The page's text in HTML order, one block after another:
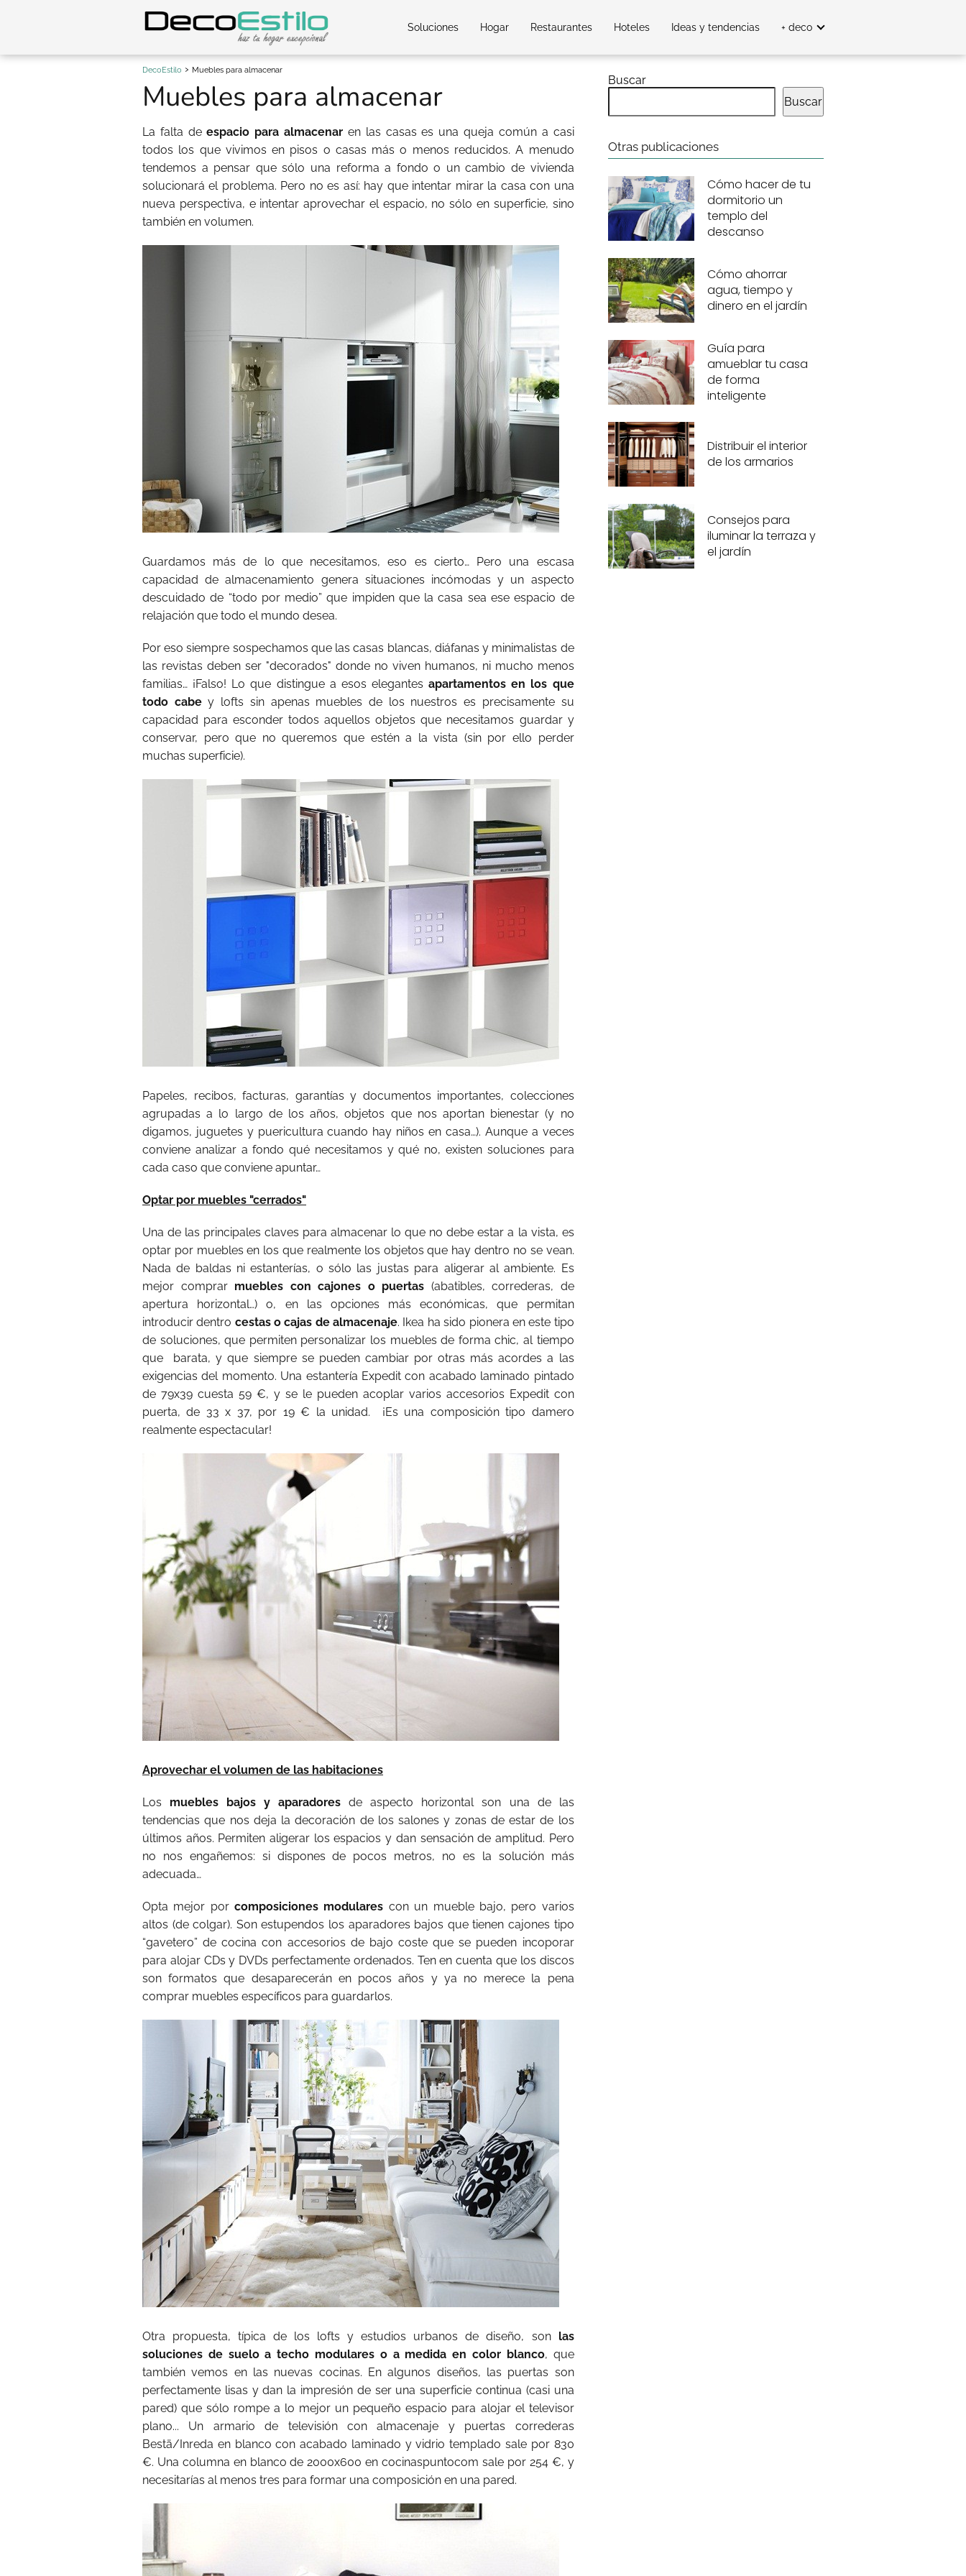
Soluciones Hogar Restaurantes Hoteles Ideas y tendencias + deco
DecoEstilo Muebles para almacenar
Muebles para almacenar
La falta deespacio para almacenar en las casas es una queja común a casi
todos los que vivimos en pisos o casas más o menos reducidos. A menudo
tendemos a pensar que sólo una reforma a fondo o un cambio de vivienda
solucionará el problema. Pero no es así: hay que intentar mirar la casa con una
nueva perspectiva, e intentar aprovechar el espacio, no sólo en superficie, sino
también en volumen.
Guardamos más de lo que necesitamos, eso es cierto… Pero una escasa
capacidad de almacenamiento genera situaciones incómodas y un aspecto
descuidado de “todo por medio” que impiden que la casa sea ese espacio de
relajación que todo el mundo desea.
Por eso siempre sospechamos que las casas blancas, diáfanas y minimalistas de
las revistas deben ser "decorados" donde no viven humanos, ni mucho menos
familias… ¡Falso! Lo que distingue a esos elegantesapartamentos en los que
todo cabey lofts sin apenas muebles de los nuestros es precisamente su
capacidad para esconder todos aquellos objetos que necesitamos guardar y
conservar, pero que no queremos que estén a la vista (sin por ello perder
muchas superficie).
Papeles, recibos, facturas, garantías y documentos importantes, colecciones
agrupadas a lo largo de los años, objetos que nos aportan bienestar (y no
digamos, juguetes y puericultura cuando hay niños en casa…). Aunque a veces
conviene analizar a fondo qué necesitamos y qué no, existen soluciones para
cada caso que conviene apuntar…
Optar por muebles "cerrados"
Una de las principales claves para almacenar lo que no debe estar a la vista, es
optar por muebles en los que realmente los objetos que hay dentro no se vean.
Nada de baldas ni estanterías, o sólo las justas para aligerar al ambiente. Es
mejor comprar muebles con cajones o puertas (abatibles, correderas, de
apertura horizontal…) o, en las opciones más económicas, que permitan
introducir dentro cestas o cajas de almacenaje. Ikea ha sido pionera en este tipo
de soluciones, que permiten personalizar los muebles de forma chic, al tiempo
que barata, y que siempre se pueden cambiar por otras más acordes a las
exigencias del momento. Una estantería Expedit con acabado laminado pintado
de 79x39 cuesta 59 €, y se le pueden acoplar varios accesorios Expedit con
puerta, de 33 x 37, por 19 € la unidad. ¡Es una composición tipo damero
realmente espectacular!
Aprovechar el volumen de las habitaciones
Los muebles bajos y aparadores de aspecto horizontal son una de las
tendencias que nos deja la decoración de los salones y zonas de estar de los
últimos años. Permiten aligerar los espacios y dan sensación de amplitud. Pero
no nos engañemos: si dispones de pocos metros, no es la solución más
adecuada…
Opta mejor porcomposiciones modulares con un mueble bajo, pero varios
altos (de colgar). Son estupendos los aparadores bajos que tienen cajones tipo
“gavetero” de cocina con accesorios de bajo coste que se pueden incoporar
para alojar CDs y DVDs perfectamente ordenados. Ten en cuenta que los discos
son formatos que desaparecerán en pocos años y ya no merece la pena
comprar muebles específicos para guardarlos.
Otra propuesta, típica de los lofts y estudios urbanos de diseño, son las
soluciones de suelo a techo modulares o a medida en color blanco, que
también vemos en las nuevas cocinas. En algunos diseños, las puertas son
perfectamente lisas y dan la impresión de ser una superficie continua (casi una
pared) que sólo rompe a lo mejor un pequeño espacio para alojar el televisor
plano... Un armario de televisión con almacenaje y puertas correderas
Bestä/Inreda en blanco con acabado laminado y vidrio templado sale por 830
€. Una columna en blanco de 2000x600 en cocinaspuntocom sale por 254 €, y
necesitarías al menos tres para formar una composición en una pared.
Buscar
Buscar
Otras publicaciones
Cómo hacer de tu
dormitorio un
templo del
descanso
Cómo ahorrar
agua, tiempo y
dinero en el jardín
Guía para
amueblar tu casa
de forma
inteligente
Distribuir el interior
de los armarios
Consejos para
iluminar la terraza y
el jardín